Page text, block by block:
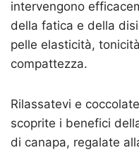
intervengono
della fatica e della
pelle elasticità,
compattezza.
Rilassatevi e
scoprite i benefici
di canapa, regalate